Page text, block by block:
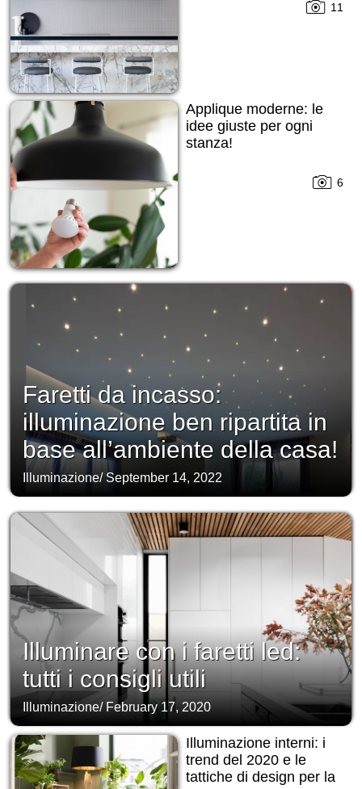
11
Applique moderne: le
idee giuste per ogni
stanza!
6
Faretti da incasso:
illuminazione ben ripartita in
base all’ambiente della casa!
Illuminazione/ September 14, 2022
Illuminare con i faretti led:
tutti i consigli utili
Illuminazione/ February 17, 2020
Illuminazione interni: i
trend del 2020 e le
tattiche di design per la